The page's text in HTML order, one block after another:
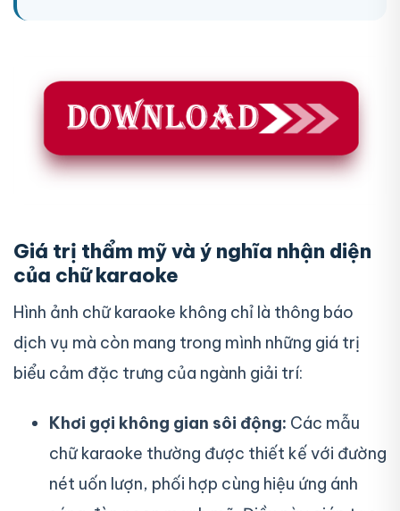
Giá trị thẩm mỹ và ý nghĩa nhận diện
của chữ karaoke
Hình ảnh chữ karaoke không chỉ là thông báo
dịch vụ mà còn mang trong mình những giá trị
biểu cảm đặc trưng của ngành giải trí:
Khơi gợi không gian sôi động: Các mẫu
chữ karaoke thường được thiết kế với đường
nét uốn lượn, phối hợp cùng hiệu ứng ánh